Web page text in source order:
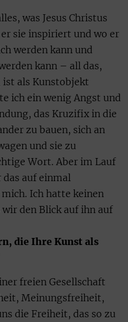
was Jesus Christus
sie inspiriert und wo er
werden kann und
kann – all das,
als Kunstobjekt
ich ein wenig Angst und
das Kruzifix in die
zu bauen, sich an
und sie zu
Wort. Aber im Lauf
das auf einmal
Ich hatte keinen
den Blick auf ihn auf
die Ihre Kunst als
freien Gesellschaft
Meinungsfreiheit,
die Freiheit, das so zu